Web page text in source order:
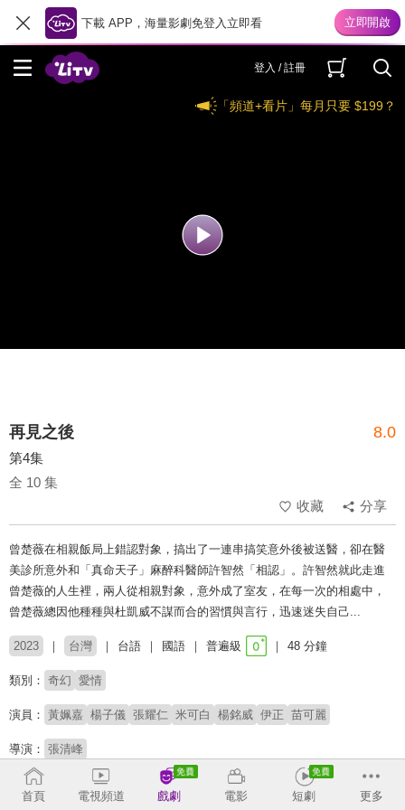
下載 APP，海量影劇免登入立即看
登入 / 註冊
「頻道+看片」每月只要 $199？
再見之後 8.0
第4集
全 10 集
收藏
分享
曾楚薇在相親飯局上錯認對象，搞出了一連串搞笑意外後被送醫，卻在醫
美診所意外和「真命天子」麻醉科醫師許智然「相認」。許智然就此走進
曾楚薇的人生裡，兩人從相親對象，意外成了室友，在每一次的相處中，
曾楚薇總因他種種與杜凱威不謀而合的習慣與言行，迅速迷失自己...
2023 台灣 台語 國語 普遍級 48 分鐘
類別： 奇幻 愛情
演員： 黃姵嘉 楊子儀 張耀仁 米可白 楊銘威 伊正 苗可麗
導演： 張清峰
首頁 電視頻道 戲劇 電影 短劇 更多